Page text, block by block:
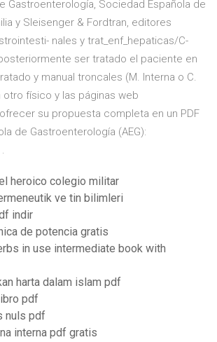
Gastroenterología, Sociedad Española de
y Sleisenger & Fordtran, editores
nales y trat_enf_hepaticas/C-
ser tratado el paciente en
y manual troncales (M. Interna o C.
otro físico y las páginas web
su propuesta completa en un PDF
de Gastroenterología (AEG):
heroico colegio militar
ve tin bilimleri
indir
de potencia gratis
in use intermediate book with
harta dalam islam pdf
pdf
nuls pdf
interna pdf gratis